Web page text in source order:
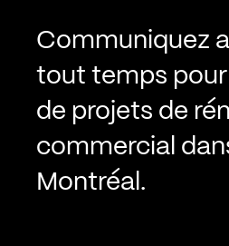
Communiquez
tout temps pour
de projets de
commercial
Montréal.